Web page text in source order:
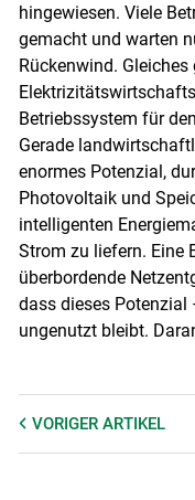
hingewiesen. Viele
gemacht und warten
Rückenwind.
Betriebssystem für
Gerade
enormes Potenzial,
Photovoltaik und
intelligenten
Strom zu liefern. Eine
überbordende
dass dieses
ungenutzt bleibt.
VORIGER ARTIKEL